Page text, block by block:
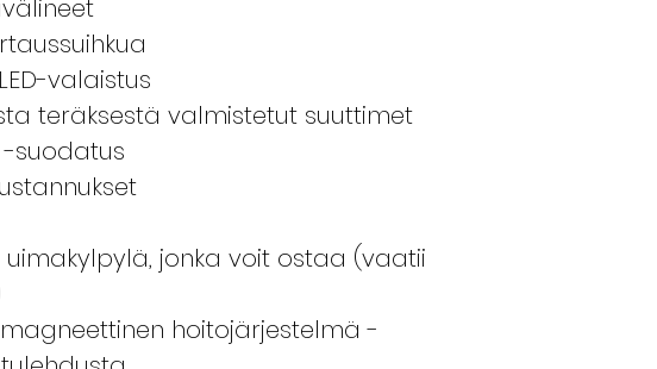
valaistus
teräksestä valmistetut suuttimet
suodatus
uimakylpylä, jonka voit ostaa (vaatii
hoitojärjestelmä -